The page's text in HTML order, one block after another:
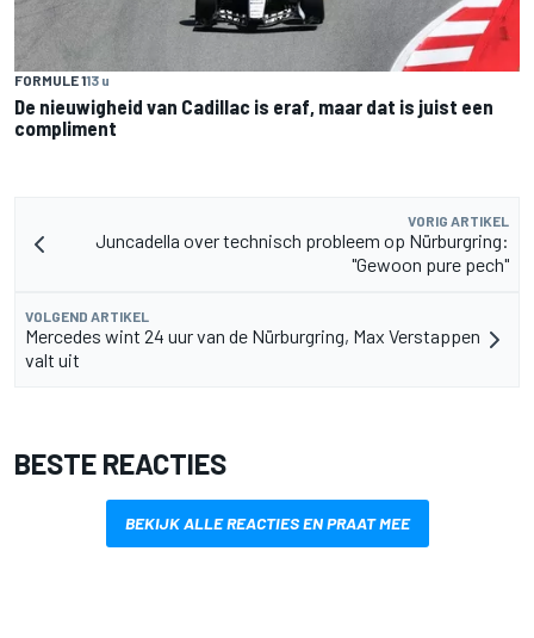
FORMULE 113 u
De nieuwigheid van Cadillac is eraf, maar dat is juist een
compliment
VORIG ARTIKEL
Juncadella over technisch probleem op Nürburgring:
"Gewoon pure pech"
VOLGEND ARTIKEL
Mercedes wint 24 uur van de Nürburgring, Max Verstappen
valt uit
BESTE REACTIES
BEKIJK ALLE REACTIES EN PRAAT MEE